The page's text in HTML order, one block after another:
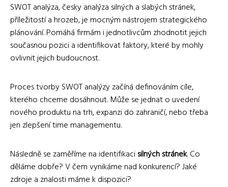
SWOT analýza, česky analýza silných a slabých stránek,
příležitostí a hrozeb, je mocným nástrojem strategického
plánování. Pomáhá firmám i jednotlivcům zhodnotit jejich
současnou pozici a identifikovat faktory, které by mohly
ovlivnit jejich budoucnost.
Proces tvorby SWOT analýzy začíná definováním cíle,
kterého chceme dosáhnout. Může se jednat o uvedení
nového produktu na trh, expanzi do zahraničí, nebo třeba
jen zlepšení time managementu.
Následně se zaměříme na identifikacisilných stránek. Co
děláme dobře? V čem vynikáme nad konkurencí? Jaké
zdroje a znalosti máme k dispozici?